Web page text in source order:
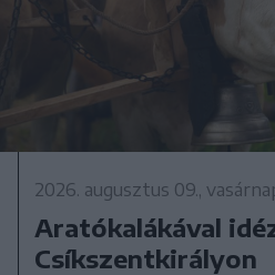
2026. augusztus 09.,
Aratókalákával
Csíkszentkirályon